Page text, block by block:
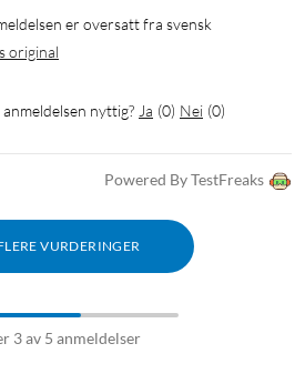
er oversatt fra svensk
original
anmeldelsen nyttig? Ja (0) Nei (0)
Powered By TestFreaks
VURDERINGER
3 av 5 anmeldelser